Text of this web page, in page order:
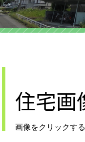
住宅画
画像をクリックす